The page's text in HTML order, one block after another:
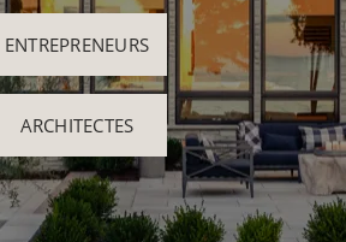
ENTREPRENEURS
ARCHITECTES